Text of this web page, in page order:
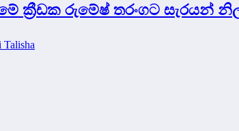
ක්‍රීඩක රුමේෂ් තරංගට සැරයන්